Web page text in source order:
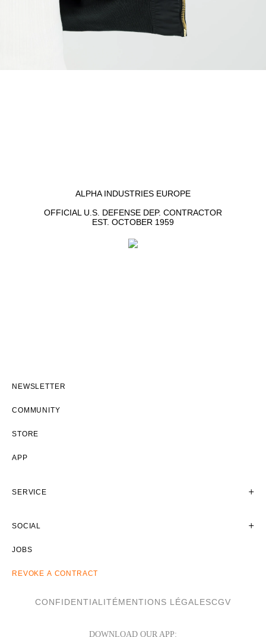
ALPHA INDUSTRIES EUROPE
OFFICIAL U.S. DEFENSE DEP. CONTRACTOR
EST. OCTOBER 1959
NEWSLETTER
COMMUNITY
STORE
APP
SERVICE
SOCIAL
JOBS
REVOKE A CONTRACT
CONFIDENTIALITÉMENTIONS LÉGALESCGV
DOWNLOAD OUR APP: